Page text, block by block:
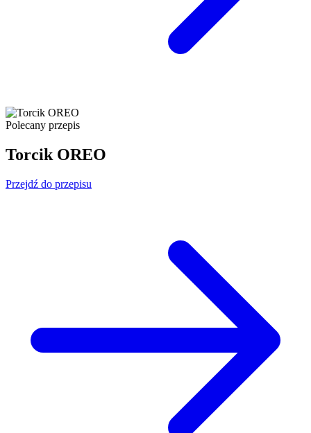
Polecany przepis
Torcik OREO
Przejdź do przepisu